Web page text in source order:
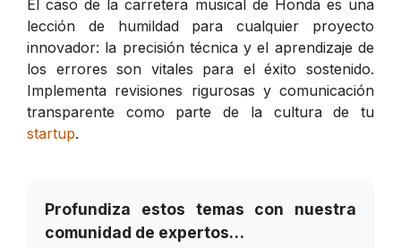
El caso de la carretera musical de Honda es una
lección de humildad para cualquier proyecto
innovador: la precisión técnica y el aprendizaje de
los errores son vitales para el éxito sostenido.
Implementa revisiones rigurosas y comunicación
transparente como parte de la cultura de tu
startup.
Profundiza estos temas con nuestra
comunidad de expertos…